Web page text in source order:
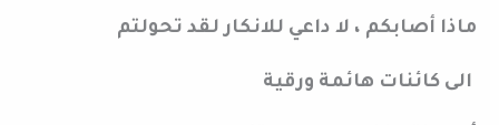
ماذا أصابكم ، لا داعي للانكار لقد تحولتم
الى كائنات هائمة ورقية